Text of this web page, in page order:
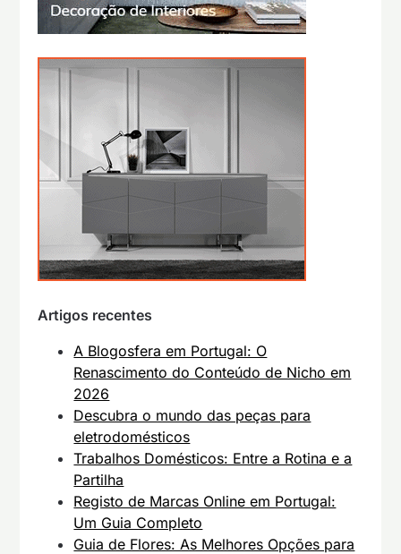
Artigos recentes
A Blogosfera em Portugal: O
Renascimento do Conteúdo de Nicho em
2026
Descubra o mundo das peças para
eletrodomésticos
Trabalhos Domésticos: Entre a Rotina e a
Partilha
Registo de Marcas Online em Portugal:
Um Guia Completo
Guia de Flores: As Melhores Opções para